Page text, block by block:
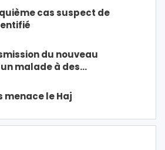
cas suspect de
du nouveau
malade à des…
menace le Haj